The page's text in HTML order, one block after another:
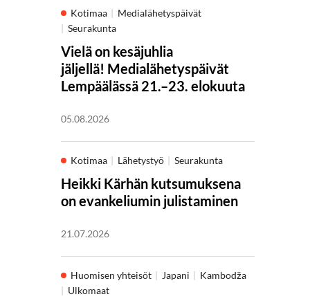
Kotimaa
Medialähetyspäivät
Seurakunta
Vielä on kesäjuhlia
jäljellä! Medialähetyspäivät
Lempäälässä 21.–23. elokuuta
05.08.2026
Kotimaa Lähetystyö Seurakunta
Heikki Kärhän kutsumuksena
on evankeliumin julistaminen
21.07.2026
Huomisen yhteisöt Japani
Kambodža
Ulkomaat